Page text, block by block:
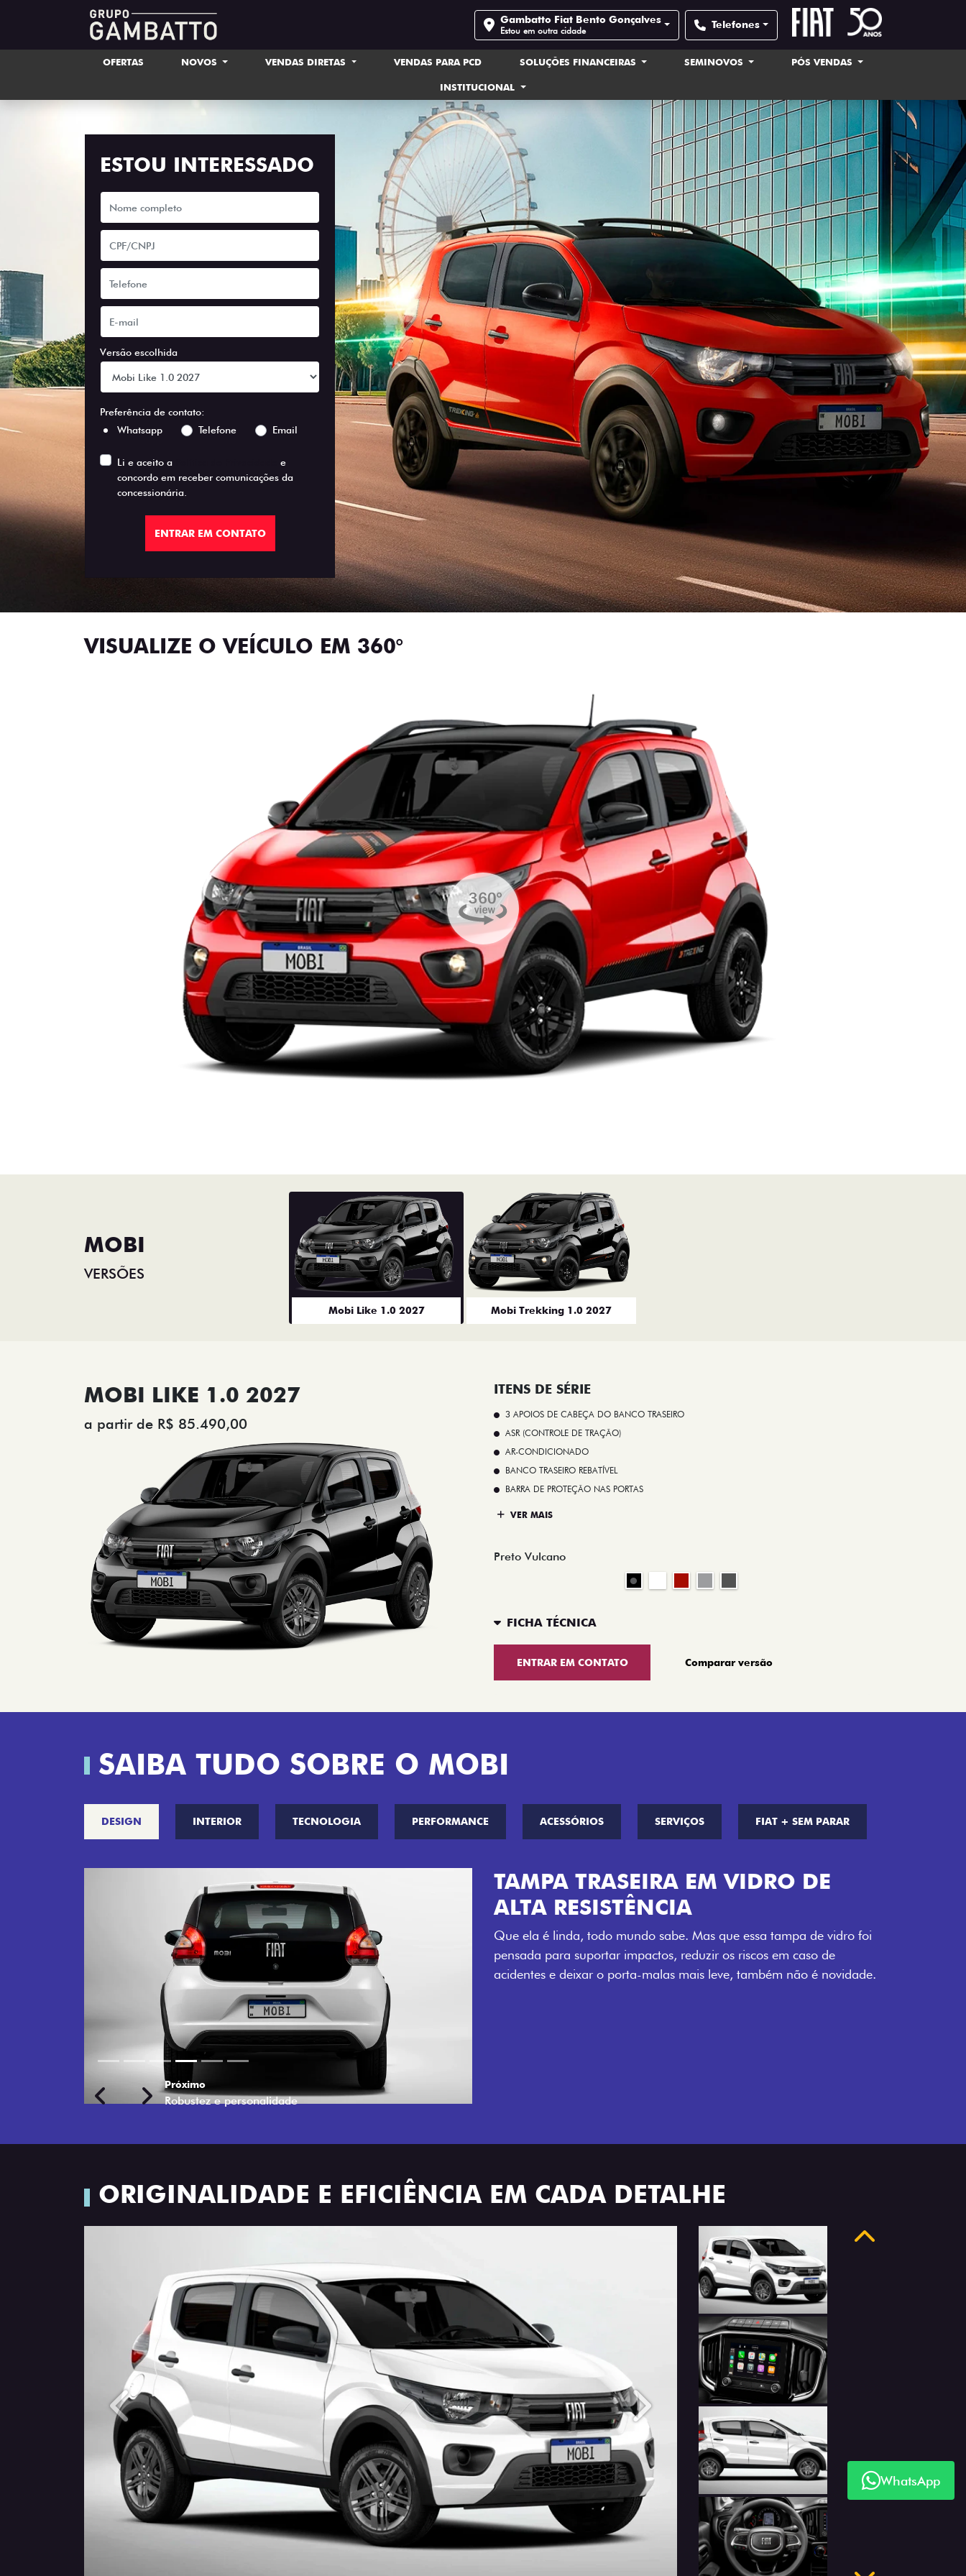
Gambatto Fiat Bento Gonçalves
Estou em outra cidade Telefones
OFERTAS NOVOS VENDAS DIRETAS VENDAS PARA PCD SOLUÇÕES FINANCEIRAS SEMINOVOS PÓS VENDAS
INSTITUCIONAL
ESTOU INTERESSADO
Versão escolhida
Preferência de contato:
Whatsapp
Telefone Email
Li e aceito a
e
concordo em receber comunicações da
concessionária.
ENTRAR EM CONTATO
VISUALIZE O VEÍCULO EM 360°
MOBI
VERSÕES
Mobi Like 1.0 2027 Mobi Trekking 1.0 2027
MOBI LIKE 1.0 2027
a partir de R$ 85.490,00
ITENS DE SÉRIE
3 APOIOS DE CABEÇA DO BANCO TRASEIRO
ASR (CONTROLE DE TRAÇÃO)
AR-CONDICIONADO
BANCO TRASEIRO REBATÍVEL
BARRA DE PROTEÇÃO NAS PORTAS
VER MAIS
Preto Vulcano
FICHA TÉCNICA
ENTRAR EM CONTATO Comparar versão
SAIBA TUDO SOBRE O MOBI
DESIGN INTERIOR TECNOLOGIA PERFORMANCE ACESSÓRIOS SERVIÇOS FIAT + SEM PARAR
ROBUSTEZ E PERSONALIDADE
Compacto com espírito de gigante: o Fiat Mobi combina visual
urbano com detalhes exclusivos na versão Trekking, como novos
adesivos e retrovisores com acabamento em preto.
PreviousNext
ORIGINALIDADE E EFICIÊNCIA EM CADA DETALHE
Anterior Próximo
WhatsApp